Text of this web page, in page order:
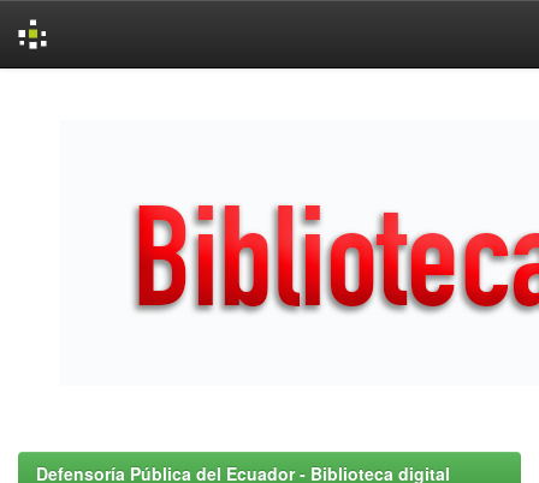
Defensoría Pública del Ecuador - Biblioteca digital